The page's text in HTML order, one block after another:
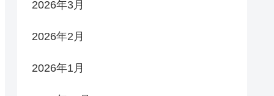
2026年3月
2026年2月
2026年1月